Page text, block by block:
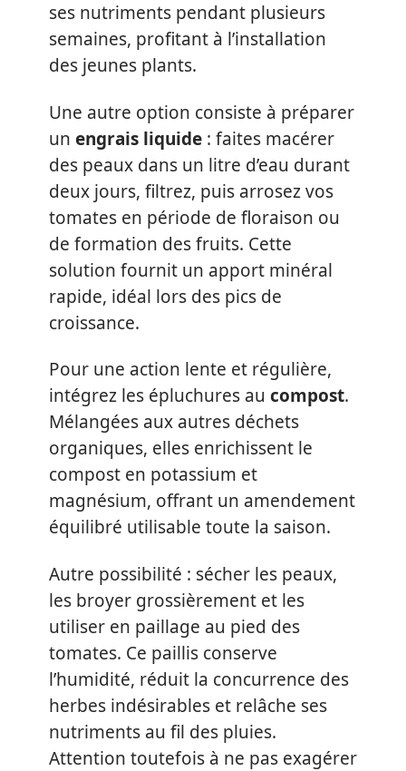
ses nutriments pendant plusieurs
semaines, profitant à l’installation
des jeunes plants.
Une autre option consiste à préparer
un engrais liquide : faites macérer
des peaux dans un litre d’eau durant
deux jours, filtrez, puis arrosez vos
tomates en période de floraison ou
de formation des fruits. Cette
solution fournit un apport minéral
rapide, idéal lors des pics de
croissance.
Pour une action lente et régulière,
intégrez les épluchures au compost.
Mélangées aux autres déchets
organiques, elles enrichissent le
compost en potassium et
magnésium, offrant un amendement
équilibré utilisable toute la saison.
Autre possibilité : sécher les peaux,
les broyer grossièrement et les
utiliser en paillage au pied des
tomates. Ce paillis conserve
l’humidité, réduit la concurrence des
herbes indésirables et relâche ses
nutriments au fil des pluies.
Attention toutefois à ne pas exagérer